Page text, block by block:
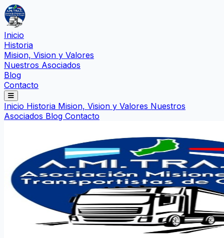
Inicio
Historia
Mision, Vision y Valores
Nuestros Asociados
Blog
Contacto
Inicio Historia Mision, Vision y Valores Nuestros
Asociados Blog Contacto